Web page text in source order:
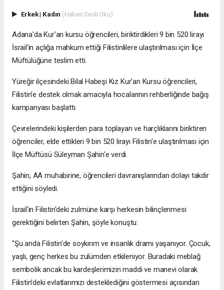
Erkek| Kadın (Haberi Sesli Oku)
Adana'da Kur'an kursu öğrencileri, biriktirdikleri 9 bin 520 lirayı
İsrail'in açlığa mahkum ettiği Filistinlilere ulaştırılması için İlçe
Müftülüğüne teslim etti.
Yüreğir ilçesindeki Bilal Habeşi Kız Kur'an Kursu öğrencileri,
Filistin'e destek olmak amacıyla hocalarının rehberliğinde bağış
kampanyası başlattı.
Çevrelerindeki kişilerden para toplayan ve harçlıklarını biriktiren
öğrenciler, elde ettikleri 9 bin 520 lirayı Filistin'e ulaştırılması için
İlçe Müftüsü Süleyman Şahin'e verdi.
Şahin, AA muhabirine, öğrencileri davranışlarından dolayı takdir
ettiğini söyledi.
İsrail'in Filistin'deki zulmüne karşı herkesin bilinçlenmesi
gerektiğini belirten Şahin, şöyle konuştu:
"Şu anda Filistin'de soykırım ve insanlık dramı yaşanıyor. Çocuk,
yaşlı, genç herkes bu zulümden etkileniyor. Buradaki meblağ
sembolik ancak bu kardeşlerimizin maddi ve manevi olarak
Filistin'deki evlatlarımızı desteklediğini göstermesi açısından